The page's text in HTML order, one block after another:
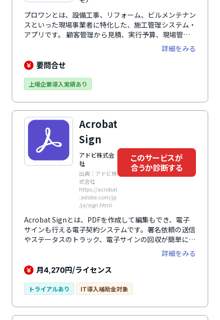
プロワンとは、設備工事、リフォーム、ビルメンテナン
スといった現場事業者に特化した、施工管理システム・
アプリです。 顧客管理から見積、実行予算、現場管
理、請求、会計ソフトに連携するための仕訳データ生成
まで、現場と営業担当者の業務を一気通貫でカバーしま
す。業界特化ならではの業務フローと、エンタープライ
徴です。売上の最大化と事務工数の削減を同時に実現し
ます。
詳細をみる
要問合せ
上場企業導入実績あり
Acrobat
Sign
アドビ株式会
社
出典：アドビ株
式会社
https://acrobat
.adobe.com/jp
/ja/sign.html
このサービスが
合うか診断する
Acrobat Signとは、PDFを作成して編集もでき、電子
サインも行える電子契約システムです。署名依頼の送信
やステータスのトラック、電子サインの回収が簡単に行
え、文書の署名はクリックやタップ、スワイプといった
簡単な操作だけで行うことができるのでシステムが苦手
な人でも直感的に操作できます。米国のUETAやEUの
ので幅広い国で利用可能です。パソコンだけでなく、モ
バイルデバイスにも対応しているので、出張先や外出先
からでも操作でき、業務効率化を図れます。また、すべ
ての文書の監査証跡を表示することができるので文書管
詳細をみる
月4,270円/ライセンス
トライアルあり IT導入補助金対象